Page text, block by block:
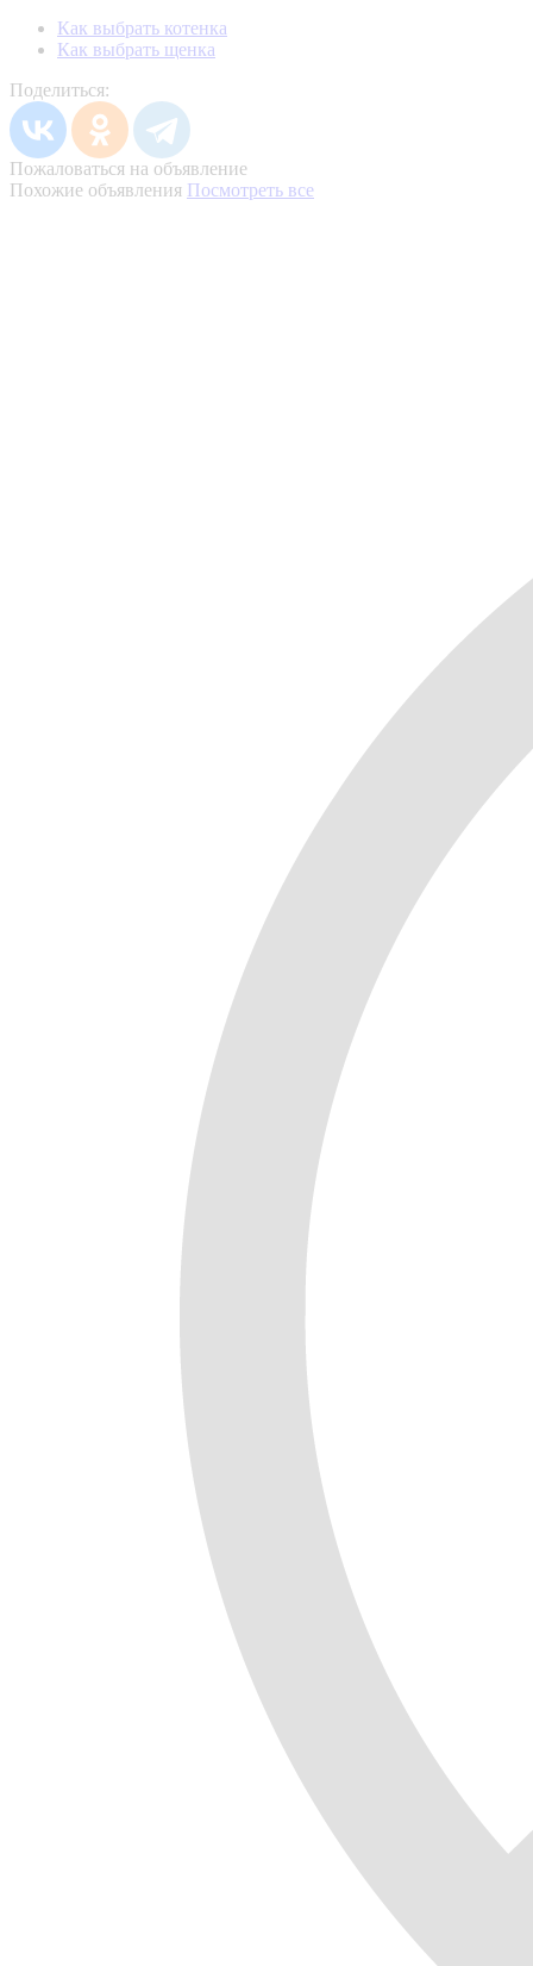
Как выбрать котенка
Как выбрать щенка
Поделиться:
Пожаловаться на объявление
Похожие объявления Посмотреть все